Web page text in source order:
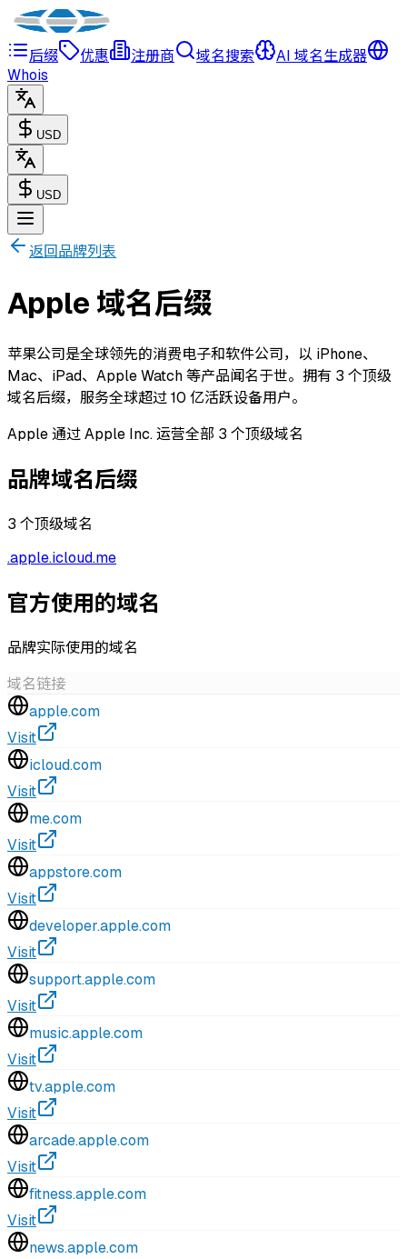
后缀 优惠 注册商 域名搜索
AI 域名生成器
Whois
USD
USD
返回品牌列表
Apple 域名后缀
苹果公司是全球领先的消费电子和软件公司，以 iPhone、
Mac、iPad、Apple Watch 等产品闻名于世。拥有 3 个顶级
域名后缀，服务全球超过 10 亿活跃设备用户。
Apple 通过 Apple Inc. 运营全部 3 个顶级域名
品牌域名后缀
3 个顶级域名
.apple.icloud.me
官方使用的域名
品牌实际使用的域名
域名链接
apple.com
Visit
icloud.com
Visit
me.com
Visit
appstore.com
Visit
developer.apple.com
Visit
support.apple.com
Visit
music.apple.com
Visit
tv.apple.com
Visit
arcade.apple.com
Visit
fitness.apple.com
Visit
news.apple.com